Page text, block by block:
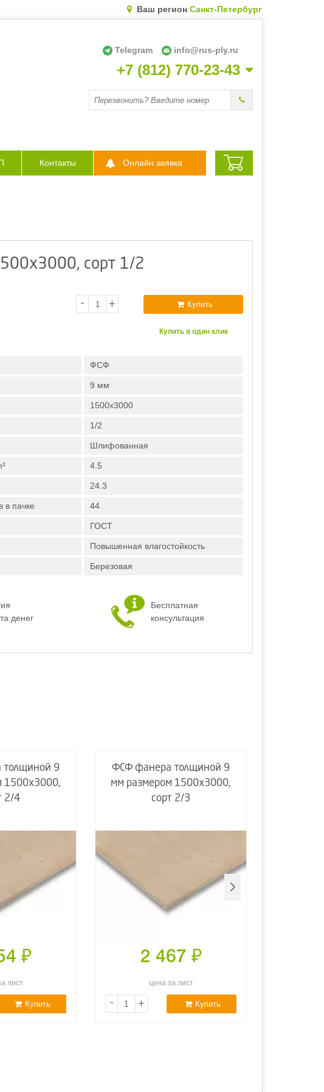
Ваш регион Санкт-Петербург
Telegram info@rus-ply.ru
+7 (812) 770-23-43
Контакты Онлайн заявка
сорт 1/2
- + Купить
Купить в один клик
ФСФ
9 мм
1500х3000
1/2
Шлифованная
4.5
24.3
в пачке 44
ГОСТ
Повышенная влагостойкость
Березовая
денег
Бесплатная
консультация
9
1500х3000,
2/4
₽
лист
Купить
ФСФ фанера толщиной 9
мм размером 1500х3000,
сорт 2/3
2 467 ₽
цена за лист
- + Купить